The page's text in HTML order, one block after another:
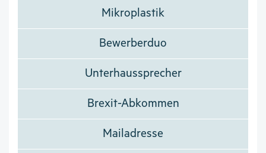
Mikroplastik
Bewerberduo
Unterhaussprecher
Brexit-Abkommen
Mailadresse